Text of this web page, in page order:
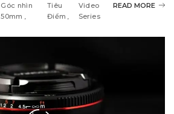
Góc nhìn
50mm
Tiêu
Điểm
Video
Series
READ MORE